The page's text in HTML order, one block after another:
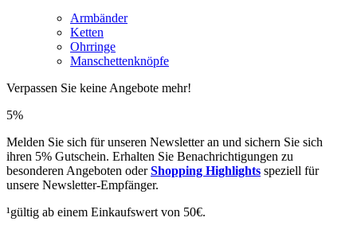
Armbänder
Ketten
Ohrringe
Manschettenknöpfe
Verpassen Sie keine Angebote mehr!
5%
Melden Sie sich für unseren Newsletter an und sichern Sie sich
ihren 5% Gutschein. Erhalten Sie Benachrichtigungen zu
besonderen Angeboten oderShopping Highlights speziell für
unsere Newsletter-Empfänger.
¹gültig ab einem Einkaufswert von 50€.